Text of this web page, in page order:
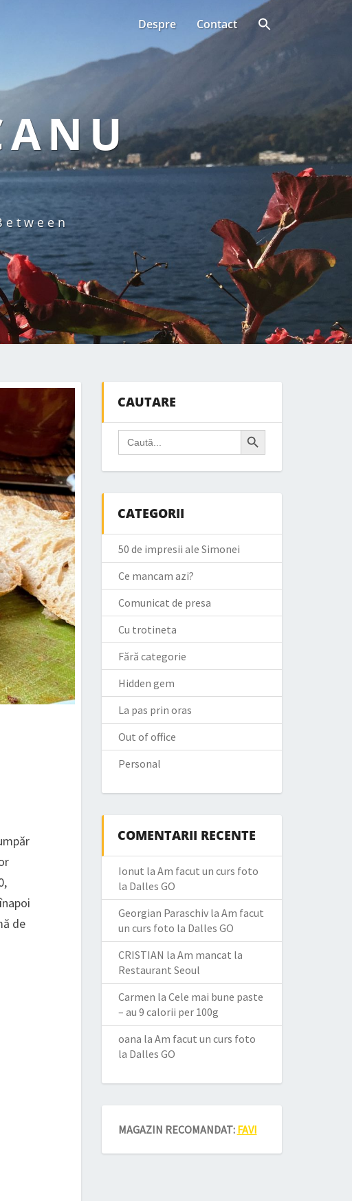
Despre Contact
de
CAUTARE
Search
for:
Search Button
CATEGORII
50 de impresii ale Simonei
Ce mancam azi?
Comunicat de presa
Cu trotineta
Fără categorie
Hidden gem
La pas prin oras
Out of office
Personal
COMENTARII RECENTE
Ionut la Am facut un curs foto
la Dalles GO
Georgian Paraschivla Am facut
un curs foto la Dalles GO
CRISTIAN la Am mancat la
Restaurant Seoul
Carmen la Cele mai bune paste
– au 9 calorii per 100g
oana la Am facut un curs foto
la Dalles GO
MAGAZIN RECOMANDAT: FAVI